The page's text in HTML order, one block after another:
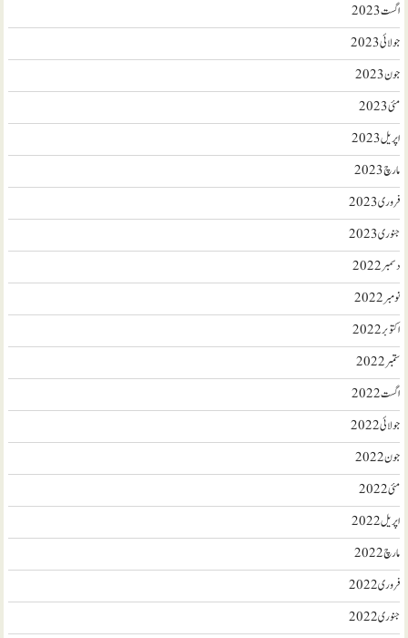
اگست 2023
جولائی 2023
جون 2023
مئی 2023
اپریل 2023
مارچ 2023
فروری 2023
جنوری 2023
دسمبر 2022
نومبر 2022
اکتوبر 2022
ستمبر 2022
اگست 2022
جولائی 2022
جون 2022
مئی 2022
اپریل 2022
مارچ 2022
فروری 2022
جنوری 2022